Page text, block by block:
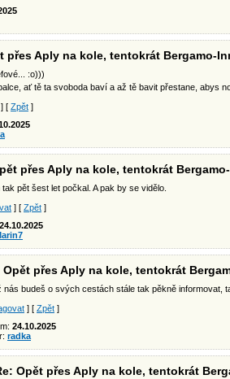
přes Aply na kole, tentokrát Bergamo-
:o)))
ať tě ta svoboda baví a až tě bavit přestane, abys
] [ Zpět ]
přes Aply na kole, tentokrát
pět šest let počkal. A pak by se vidělo.
] [ Zpět ]
24.10.2025
Opět přes Aply na kole, tentokrát
nás budeš o svých cestách stále tak pěkně informovat,
] [ Zpět ]
24.10.2025
radka
Opět přes Aply na kole, tentokrát